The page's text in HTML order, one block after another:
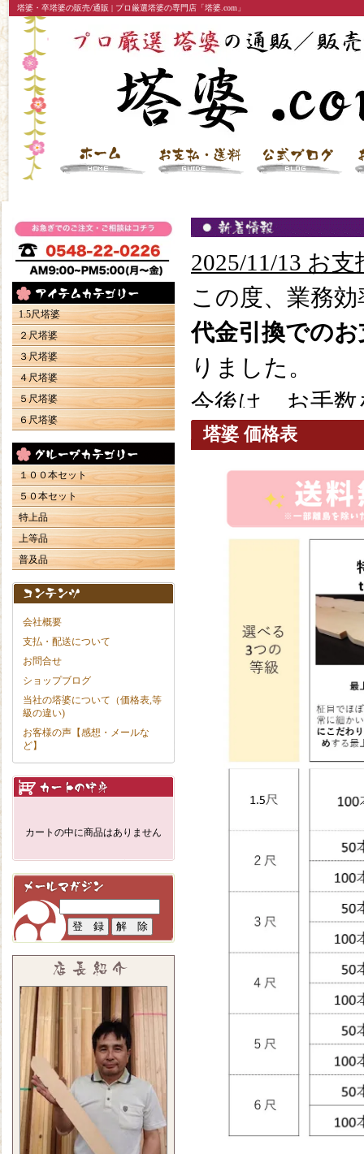
塔婆・卒塔婆の販売/通販 | プロ厳選塔婆の専門店「塔婆.com」
1.5尺塔婆
２尺塔婆
３尺塔婆
４尺塔婆
５尺塔婆
６尺塔婆
１００本セット
５０本セット
特上品
上等品
普及品
会社概要
支払・配送について
お問合せ
ショップブログ
当社の塔婆について（価格表,等
級の違い)
お客様の声【感想・メールな
ど】
カートの中に商品はありません
2025/11/13 お
この度、業務
代金引換での
りました。
今後は、お手
用くださいま
なお、当店の
となって
に発送が可能で
ご不便をおか
うお願い申し
2022/8/5 商品
急激な円安に
月5日より商
ご愛顧頂いて
が、ご容赦願
今後も企業努
てお届けます
たします。
塔婆 価格表